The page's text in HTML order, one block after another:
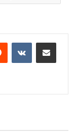
Reddit VKontakteCompartir por